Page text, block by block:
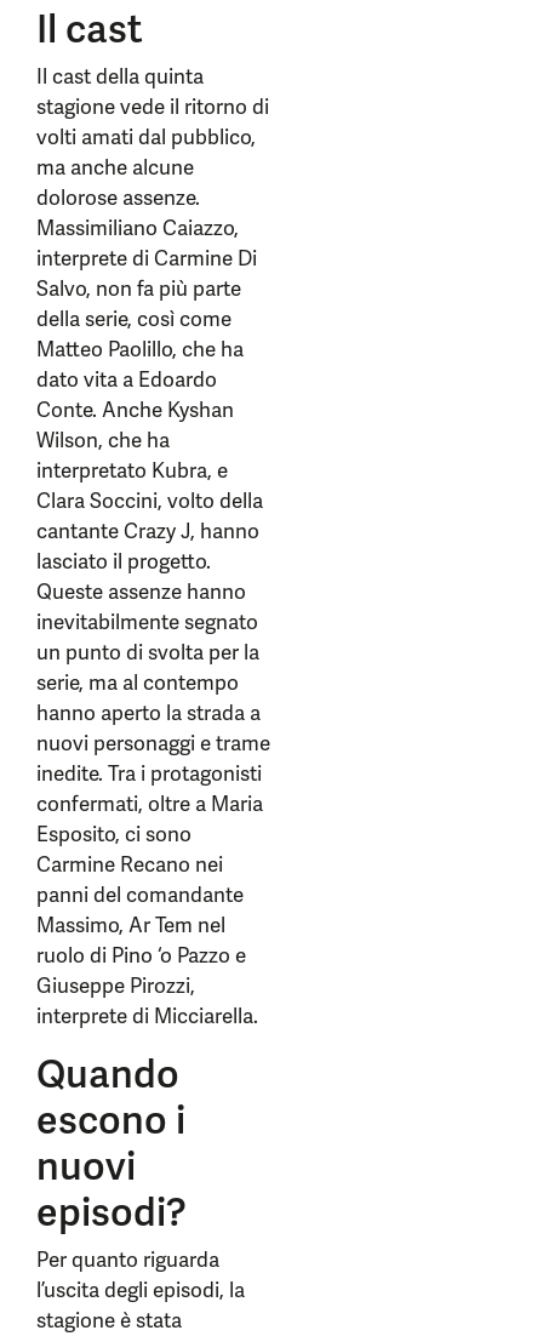
Il cast
Il cast della quinta
stagione vede il ritorno di
volti amati dal pubblico,
ma anche alcune
dolorose assenze.
Massimiliano Caiazzo,
interprete di Carmine Di
Salvo, non fa più parte
della serie, così come
Matteo Paolillo, che ha
dato vita a Edoardo
Conte. Anche Kyshan
Wilson, che ha
interpretato Kubra, e
Clara Soccini, volto della
cantante Crazy J, hanno
lasciato il progetto.
Queste assenze hanno
inevitabilmente segnato
un punto di svolta per la
serie, ma al contempo
hanno aperto la strada a
nuovi personaggi e trame
inedite. Tra i protagonisti
confermati, oltre a Maria
Esposito, ci sono
Carmine Recano nei
panni del comandante
Massimo, Ar Tem nel
ruolo di Pino ‘o Pazzo e
Giuseppe Pirozzi,
interprete di Micciarella.
Quando
escono i
nuovi
episodi?
Per quanto riguarda
l’uscita degli episodi, la
stagione è stata